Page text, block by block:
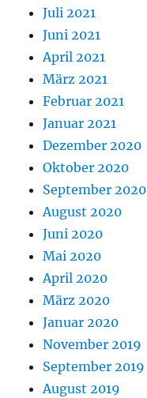
Juli 2021
Juni 2021
April 2021
März 2021
Februar 2021
Januar 2021
Dezember 2020
Oktober 2020
September 2020
August 2020
Juni 2020
Mai 2020
April 2020
März 2020
Januar 2020
November 2019
September 2019
August 2019